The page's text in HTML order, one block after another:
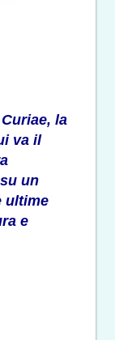
la
va il
un
ultime
e